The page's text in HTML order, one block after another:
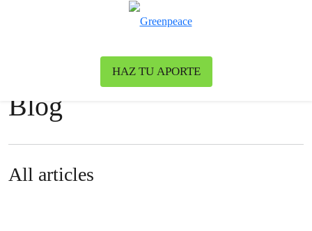
HAZ TU APORTE
Blog
All articles